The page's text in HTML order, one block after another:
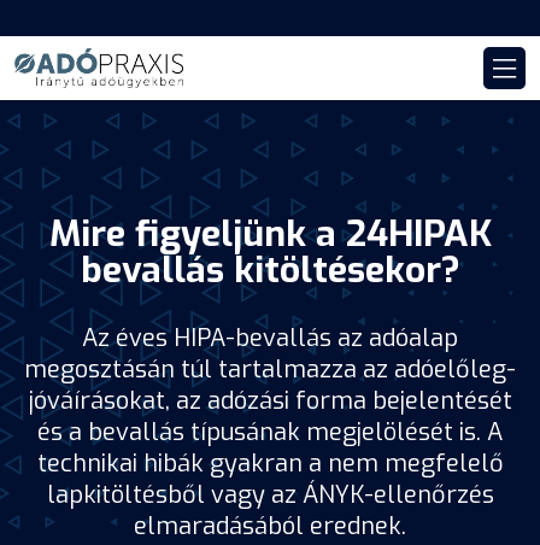
Mire figyeljünk a 24HIPAK
bevallás kitöltésekor?
Az éves HIPA-bevallás az adóalap
megosztásán túl tartalmazza az adóelőleg-
jóváírásokat, az adózási forma bejelentését
és a bevallás típusának megjelölését is. A
technikai hibák gyakran a nem megfelelő
lapkitöltésből vagy az ÁNYK-ellenőrzés
elmaradásából erednek.